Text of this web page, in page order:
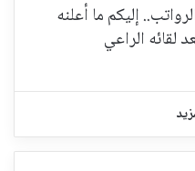
إليكم ما أعلنه
لقائه الراعي